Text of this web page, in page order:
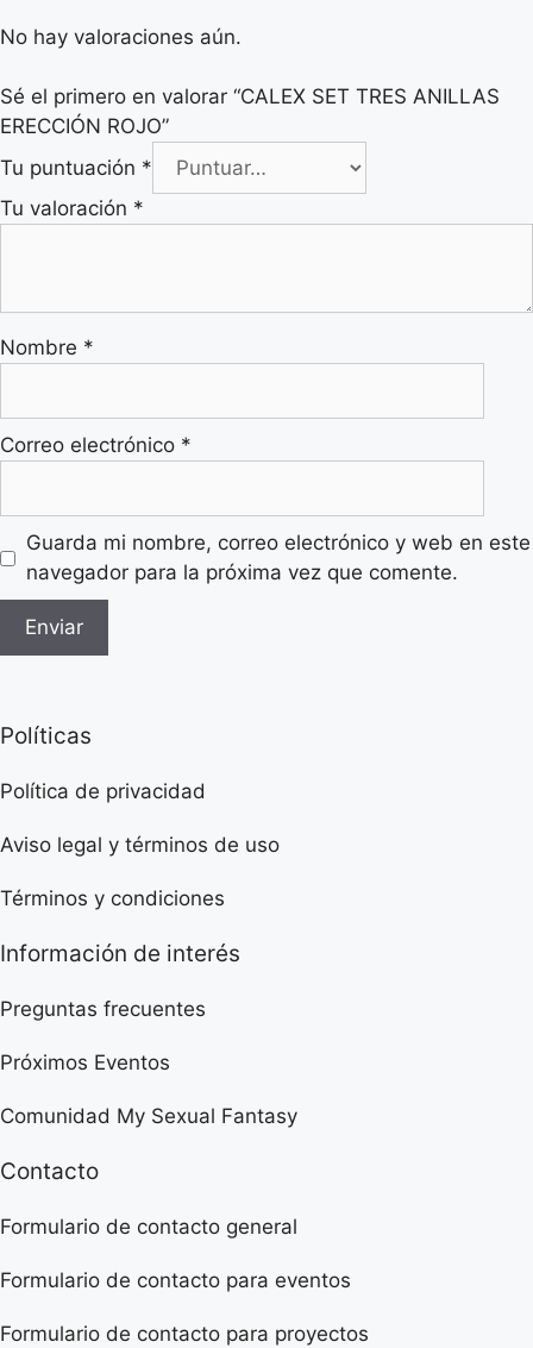
No hay valoraciones aún.
Sé el primero en valorar “CALEX SET TRES ANILLAS
ERECCIÓN ROJO”
Tu puntuación *
Tu valoración *
Nombre *
Correo electrónico *
Guarda mi nombre, correo electrónico y web en este
navegador para la próxima vez que comente.
Políticas
Política de privacidad
Aviso legal y términos de uso
Términos y condiciones
Información de interés
Preguntas frecuentes
Próximos Eventos
Comunidad My Sexual Fantasy
Contacto
Formulario de contacto general
Formulario de contacto para eventos
Formulario de contacto para proyectos